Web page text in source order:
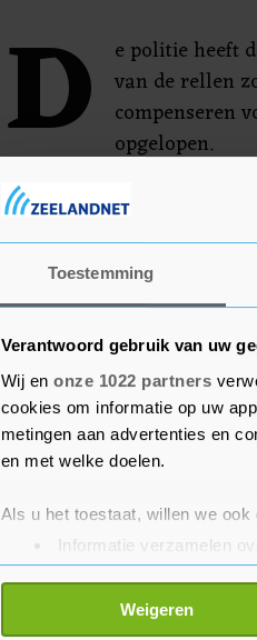
Toestemming
Verantwoord gebruik van uw
Wij en onze 1022 partners
cookies om informatie op uw
metingen aan advertenties en
en met welke doelen.
Als u het toestaat, willen we ook
Informatie verzamelen
Uw apparaat
Lees meer over hoe uw
toestemming op elk moment
Weigeren
D
e politie heeft
van de rellen
compenseren
opgelopen.
De politie heeft de twee
videobeelden. Later deze
de rechter-commissaris.